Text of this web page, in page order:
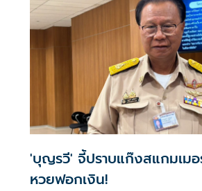
'บุญรวี' จี้ปราบแก๊งสแกมเม
หวยฟอกเงิน!